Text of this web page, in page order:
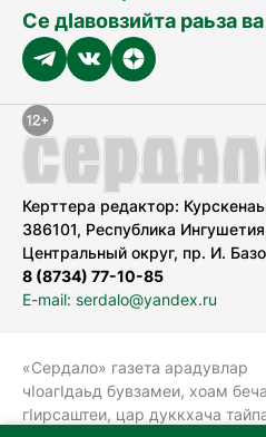
Се дӀавовзийта раьза ва
Керттера редактор:
386101, Республика
Центральный округ, пр. И.
8 (8734) 77-10-85
E-mail: serdalo@yandex.ru
«Сердало» газета арадувлар
чIоагIдаьд бувзамеи, хоам беча
гIирсаштеи, цар дуккхача